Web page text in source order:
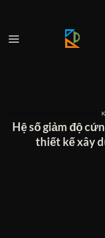
dung
Hệ số giảm độ
thiết kế xây